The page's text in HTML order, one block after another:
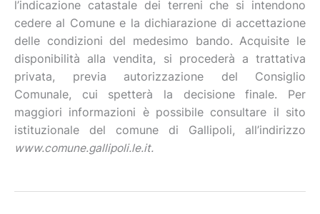
l’indicazione catastale dei terreni che si intendono
cedere al Comune e la dichiarazione di accettazione
delle condizioni del medesimo bando. Acquisite le
disponibilità alla vendita, si procederà a trattativa
privata, previa autorizzazione del Consiglio
Comunale, cui spetterà la decisione finale. Per
maggiori informazioni è possibile consultare il sito
istituzionale del comune di Gallipoli, all’indirizzo
www.comune.gallipoli.le.it.